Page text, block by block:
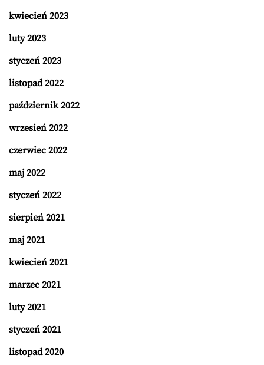
kwiecień 2023
luty 2023
styczeń 2023
listopad 2022
październik 2022
wrzesień 2022
czerwiec 2022
maj 2022
styczeń 2022
sierpień 2021
maj 2021
kwiecień 2021
marzec 2021
luty 2021
styczeń 2021
listopad 2020